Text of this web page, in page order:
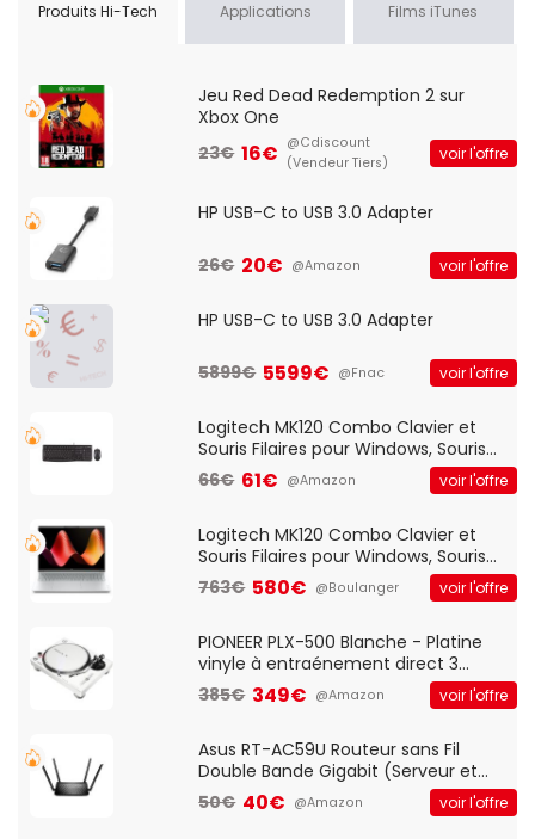
Produits Hi-Tech Applications Films iTunes
Jeu Red Dead Redemption 2 sur
Xbox One
23€ 16€ @Cdiscount
(Vendeur Tiers)
voir l'offre
HP USB-C to USB 3.0 Adapter
26€ 20€ @Amazon voir l'offre
HP USB-C to USB 3.0 Adapter
5899€ 5599€ @Fnac voir l'offre
Logitech MK120 Combo Clavier et
Souris Filaires pour Windows, Souris
Optique Filaire, Connexion USB Plug
And Play, Confortable, Taille
QWERTY UK - Noir
66€ 61€ @Amazon voir l'offre
Logitech MK120 Combo Clavier et
Souris Filaires pour Windows, Souris
Optique Filaire, Connexion USB Plug
And Play, Confortable, Taille
QWERTY UK - Noir
763€ 580€ @Boulanger voir l'offre
PIONEER PLX-500 Blanche - Platine
vinyle à entraénement direct 3
vitesses (33-45-78 trs/min) avec
pre-ampli intégré et port USB
385€ 349€ @Amazon voir l'offre
Asus RT-AC59U Routeur sans Fil
Double Bande Gigabit (Serveur et
Client VPN, Triple Vlan, Mode Point
d'accès et Bridge, contrôle Parental,
50€ 40€ @Amazon voir l'offre